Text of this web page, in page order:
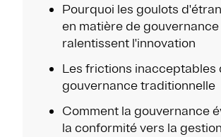
Pourquoi les goulots
en matière de gouvernance
ralentissent l'innovation
Les frictions inacceptables
gouvernance traditionnelle
Comment la gouvernance
la conformité vers la